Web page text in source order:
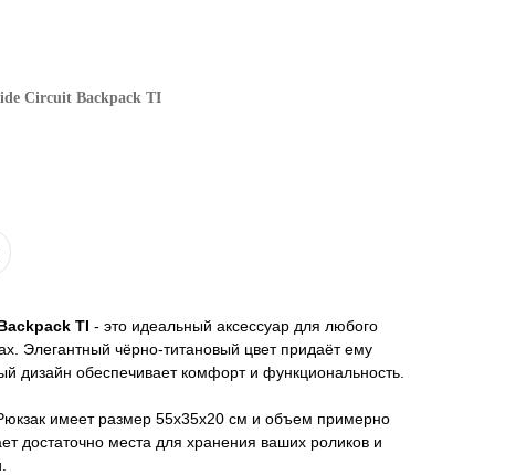
Circuit Backpack TI
TI - это идеальный аксессуар для любого
Элегантный чёрно-титановый цвет придаёт ему
дизайн обеспечивает комфорт и функциональность.
имеет размер 55x35x20 см и объем примерно
достаточно места для хранения ваших роликов и